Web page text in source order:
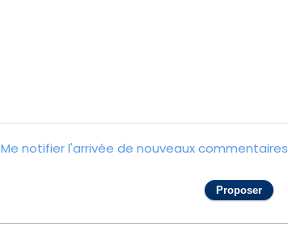
Me notifier l'arrivée de nouveaux commentaires